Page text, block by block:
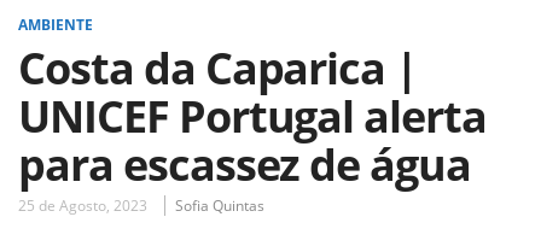
AMBIENTE
Costa da Caparica |
UNICEF Portugal alerta
para escassez de água
25 de Agosto, 2023 Sofia Quintas